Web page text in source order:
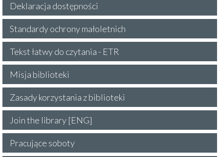
Deklaracja dostępności
Standardy ochrony małoletnich
Tekst łatwy do czytania - ETR
Misja biblioteki
Zasady korzystania z biblioteki
Join the library [ENG]
Pracujące soboty